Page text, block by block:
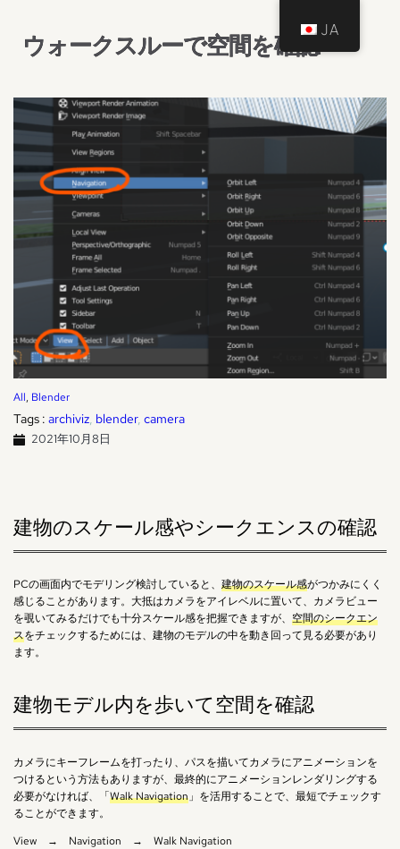
ウォークスルーで空間を確認
All, Blender
Tags : archiviz blender, camera
2021年10月8日
建物のスケール感やシークエンスの確認
PCの画面内でモデリング検討していると、 建物のスケール感がつかみにくく
感じることがあります。大抵はカメラをアイレベルに置いて、カメラビュー
を覗いてみるだけでも十分スケール感を把握できますが、 空間のシークエン
スをチェックするためには、建物のモデルの中を動き回って見る必要があり
ます。
建物モデル内を歩いて空間を確認
カメラにキーフレームを打ったり、パスを描いてカメラにアニメーションを
つけるという方法もありますが、最終的にアニメーションレンダリングする
必要がなければ、「Walk Navigation 」を活用することで、最短でチェックす
ることができます。
View → Navigation → Walk Navigation
JA